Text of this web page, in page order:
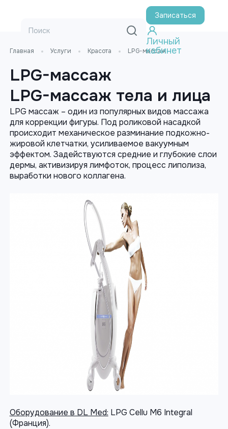
Записаться
Личный
кабинет
Главная Услуги Красота LPG-массаж
LPG-массаж
LPG-массаж тела и лица
LPG массаж – один из популярных видов массажа
для коррекции фигуры. Под роликовой насадкой
происходит механическое разминание подкожно-
жировой клетчатки, усиливаемое вакуумным
эффектом. Задействуются средние и глубокие слои
дермы, активизируя лимфоток, процесс липолиза,
выработки нового коллагена.
Оборудование в DL Med: LPG Cellu M6 Integral
(Франция).